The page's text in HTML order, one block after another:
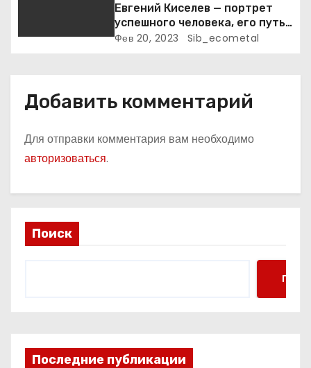
Евгений Киселев — портрет
успешного человека, его путь
к славе и личное счастье
Фев 20, 2023 Sib_ecometal
Добавить комментарий
Для отправки комментария вам необходимо
авторизоваться.
Поиск
Поиск
Последние публикации